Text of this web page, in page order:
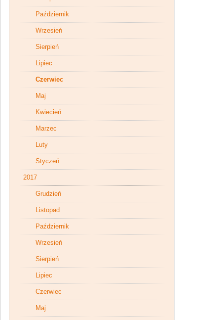
Październik
Wrzesień
Sierpień
Lipiec
Czerwiec
Maj
Kwiecień
Marzec
Luty
Styczeń
2017
Grudzień
Listopad
Październik
Wrzesień
Sierpień
Lipiec
Czerwiec
Maj